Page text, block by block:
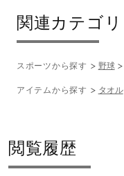
関連カテゴリ
スポーツから探す 野球
アイテムから探す タオル
閲覧履歴